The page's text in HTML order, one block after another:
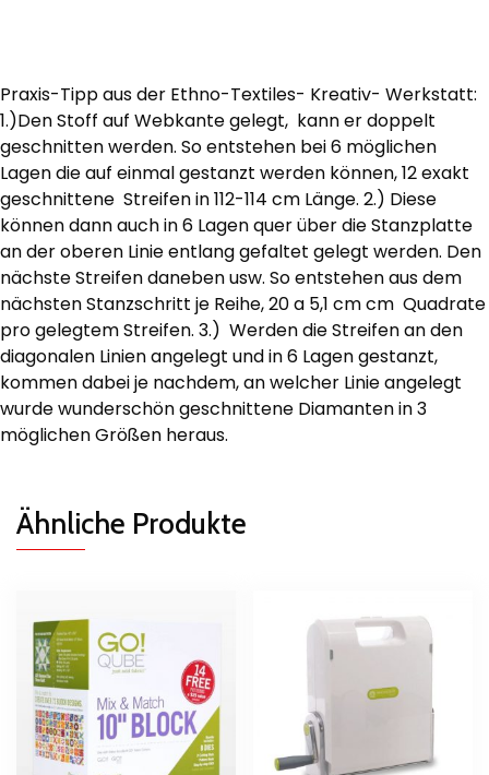
Praxis-Tipp aus der Ethno-Textiles- Kreativ- Werkstatt:
1.)Den Stoff auf Webkante gelegt, kann er doppelt
geschnitten werden. So entstehen bei 6 möglichen
Lagen die auf einmal gestanzt werden können, 12 exakt
geschnittene Streifen in 112-114 cm Länge. 2.) Diese
können dann auch in 6 Lagen quer über die Stanzplatte
an der oberen Linie entlang gefaltet gelegt werden. Den
nächste Streifen daneben usw. So entstehen aus dem
nächsten Stanzschritt je Reihe, 20 a 5,1 cm cm Quadrate
pro gelegtem Streifen. 3.) Werden die Streifen an den
diagonalen Linien angelegt und in 6 Lagen gestanzt,
kommen dabei je nachdem, an welcher Linie angelegt
wurde wunderschön geschnittene Diamanten in 3
möglichen Größen heraus.
Ähnliche Produkte